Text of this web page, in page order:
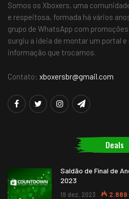
Somos os Xboxers, uma
e respeitosa, formada há vários
grupo de WhatsApp com
surgiu a ideia de montar um portal
informação que trocamos.
Contato: xboxersbr@gmail.com
Deals
Saldão de Final de
2023
19 dez, 2023 2.889